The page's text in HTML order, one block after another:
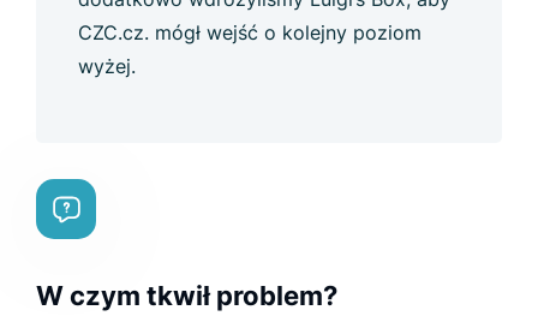
CZC.cz. mógł wejść o kolejny poziom
wyżej.
W czym tkwił problem?